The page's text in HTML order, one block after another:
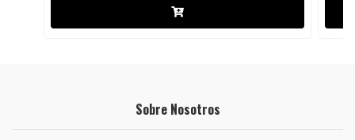
Sobre Nosotros